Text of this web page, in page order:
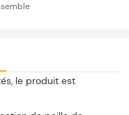
le produit est